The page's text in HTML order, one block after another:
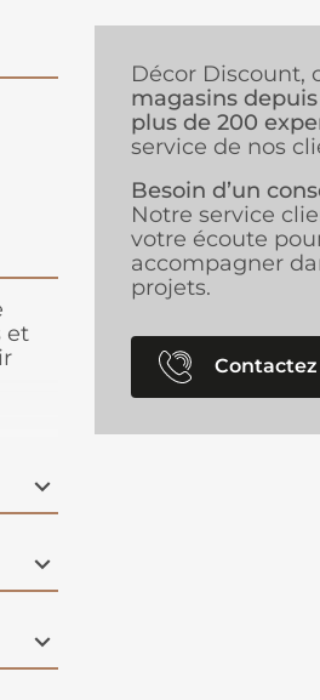
et
Décor Discount,
magasins depuis
plus de 200
service de nos
Besoin d’un
Notre service
votre écoute
accompagner
projets.